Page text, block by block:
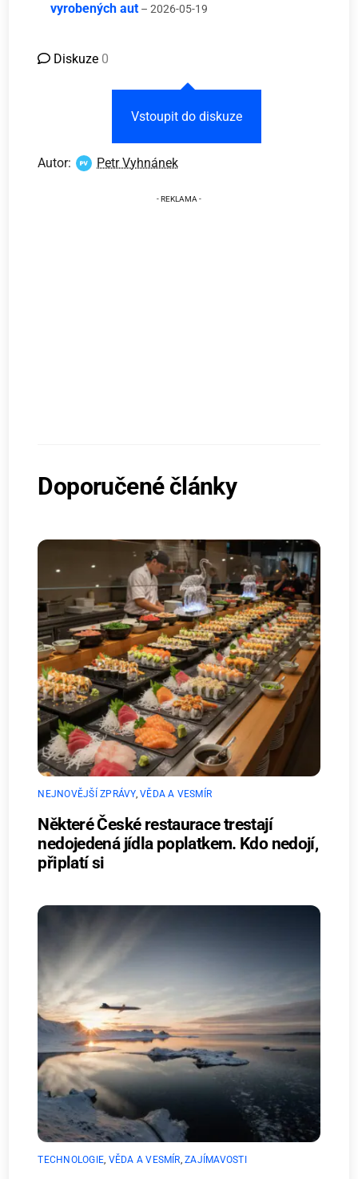
vyrobených aut – 2026-05-19
Diskuze 0
Vstoupit do diskuze
Autor: Petr Vyhnánek
Doporučené články
NEJNOVĚJŠÍ ZPRÁVY,VĚDA A VESMÍR
Některé České restaurace trestají
nedojedená jídla poplatkem. Kdo nedojí,
připlatí si
TECHNOLOGIE VĚDA A VESMÍR ,ZAJÍMAVOSTI